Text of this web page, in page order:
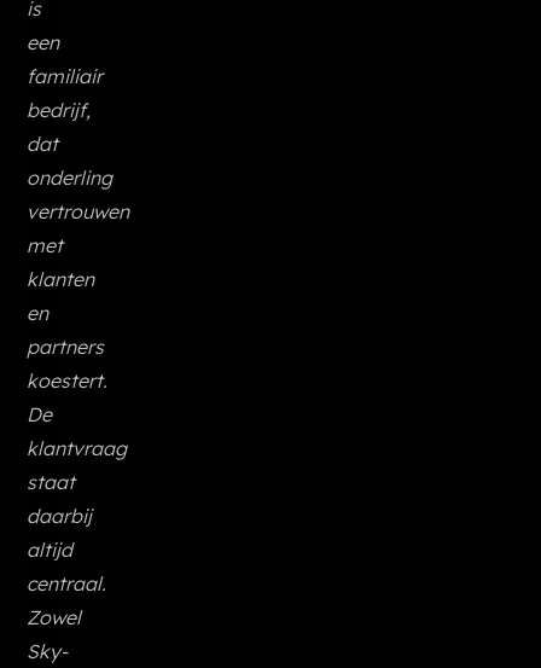
is
een
familiair
bedrijf,
dat
onderling
vertrouwen
met
klanten
en
partners
koestert.
De
klantvraag
staat
daarbij
altijd
centraal.
Zowel
Sky-